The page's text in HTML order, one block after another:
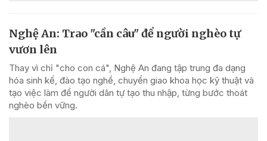
Nghệ An: Trao "cần câu" để người nghèo tự
vươn lên
Thay vì chỉ "cho con cá", Nghệ An đang tập trung đa dạng
hóa sinh kế, đào tạo nghề, chuyển giao khoa học kỹ thuật và
tạo việc làm để người dân tự tạo thu nhập, từng bước thoát
nghèo bền vững.